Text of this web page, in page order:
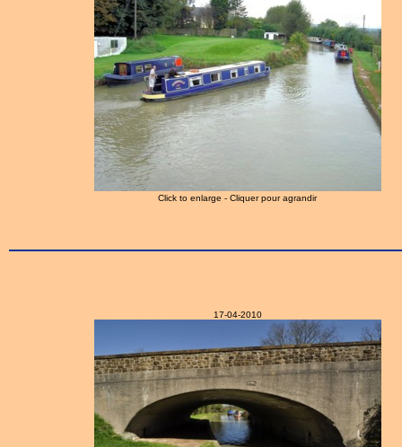
Click to enlarge - Cliquer pour agrandir
17-04-2010